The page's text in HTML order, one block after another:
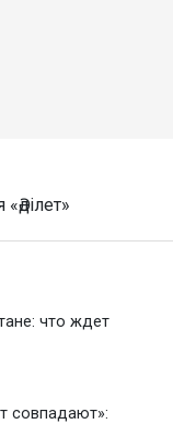
что ждет
совпадают»: